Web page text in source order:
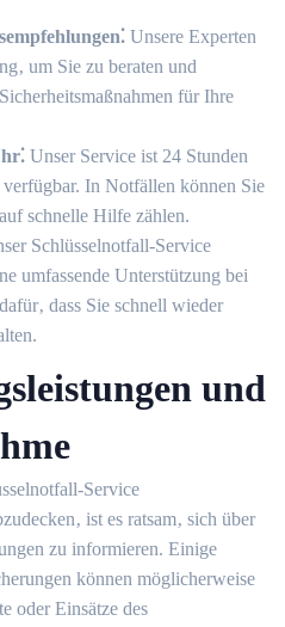
Unsere Experten
um Sie zu beraten und
für Ihre
Unser Service ist 24 Stunden
In Notfällen können Sie
schnelle Hilfe zählen.​
Schlüsselnotfall-Service
umfassende Unterstützung bei
dass Sie schnell wieder
und
Service
ist es ratsam‚ sich über
zu informieren. Einige
können möglicherweise
oder Einsätze des